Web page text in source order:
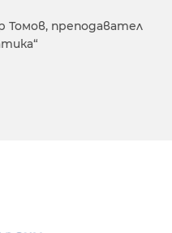
Томов, преподавател